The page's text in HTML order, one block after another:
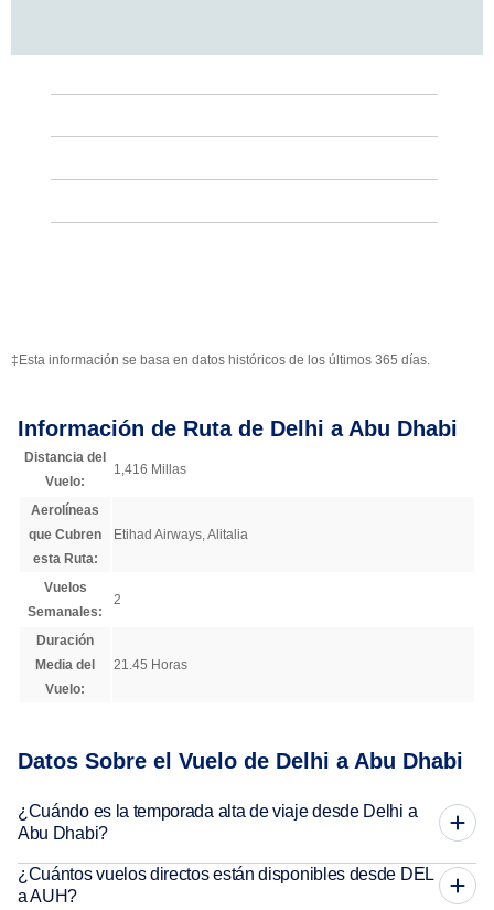
‡Esta información se basa en datos históricos de los últimos 365 días.
Información de Ruta de Delhi a Abu Dhabi
Distancia del
Vuelo:
1,416 Millas
Aerolíneas
que Cubren
esta Ruta:
Etihad Airways, Alitalia
Vuelos
Semanales:
2
Duración
Media del
Vuelo:
21.45 Horas
Datos Sobre el Vuelo de Delhi a Abu Dhabi
¿Cuándo es la temporada alta de viaje desde Delhi a
Abu Dhabi?
¿Cuántos vuelos directos están disponibles desde DEL
a AUH?